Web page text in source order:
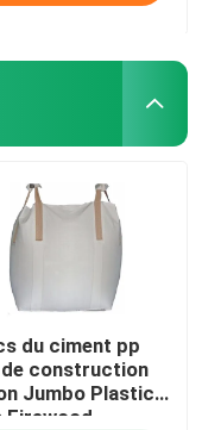
du ciment pp
construction
Jumbo Plastic
Firewood